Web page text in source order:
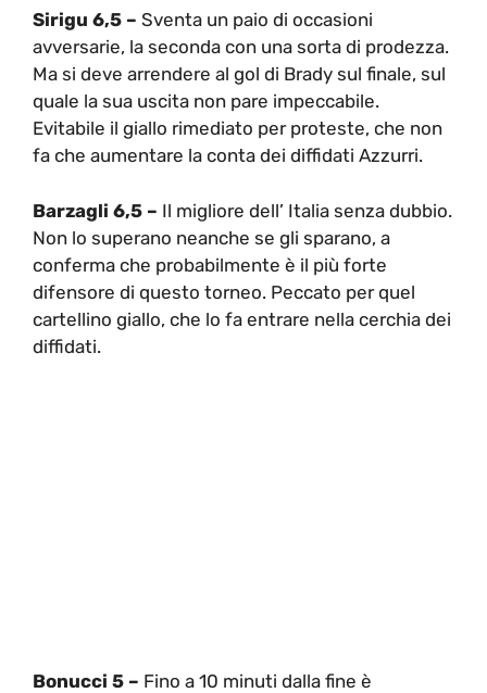
Sirigu 6,5 – Sventa un paio di occasioni
avversarie, la seconda con una sorta di prodezza.
Ma si deve arrendere al gol di Brady sul finale, sul
quale la sua uscita non pare impeccabile.
Evitabile il giallo rimediato per proteste, che non
fa che aumentare la conta dei diffidati Azzurri.
Barzagli 6,5 – Il migliore dell’ Italia senza dubbio.
Non lo superano neanche se gli sparano, a
conferma che probabilmente è il più forte
difensore di questo torneo. Peccato per quel
cartellino giallo, che lo fa entrare nella cerchia dei
diffidati.
Bonucci 5 – Fino a 10 minuti dalla fine è